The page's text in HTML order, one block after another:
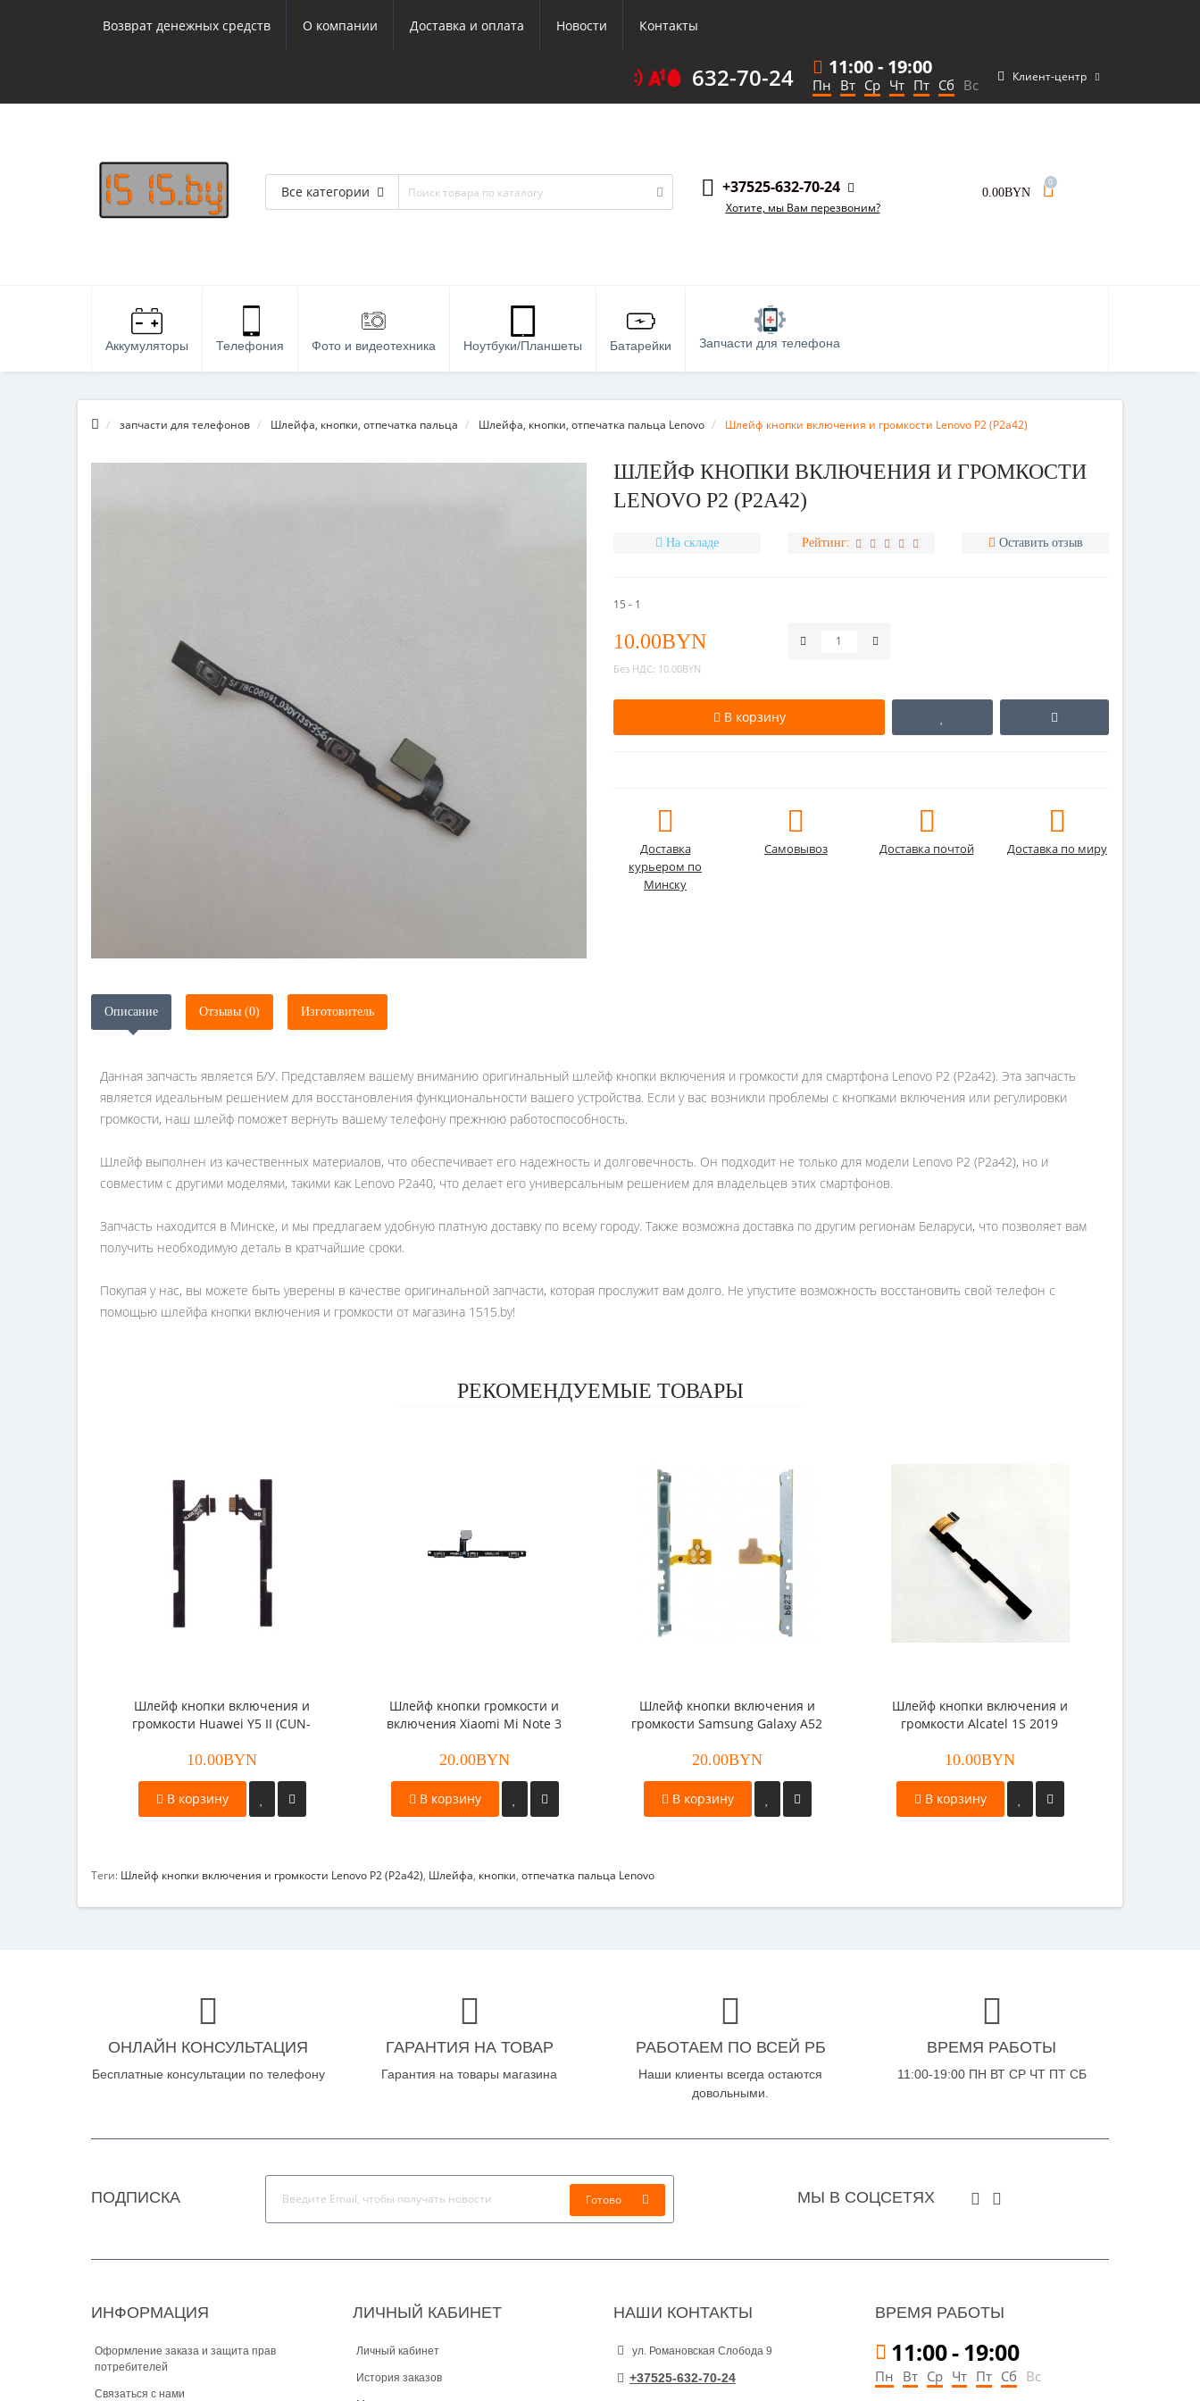
Возврат денежных средств О компании Доставка и оплата Новости Контакты
632-70-24 11:00- 19:00
Пн Вт Ср Чт Пт Сб Вс Клиент-центр
Все категории +37525-632-70-24
Хотите, мы Вам перезвоним?
0.00BYN
0
Аккумуляторы Телефония Фото и видеотехника Ноутбуки/Планшеты Батарейки Запчасти для телефона
запчасти для телефонов Шлейфа, кнопки, отпечатка пальца Шлейфа, кнопки, отпечатка пальца Lenovo Шлейф кнопки включения и громкости Lenovo P2 (P2a42)
ШЛЕЙФ КНОПКИ ВКЛЮЧЕНИЯ И ГРОМКОСТИ
LENOVO P2 (P2A42)
На складе Рейтинг: Оставить отзыв
15 - 1
10.00BYN
Без НДС: 10.00BYN
В корзину
Доставка
курьером по
Минску
Самовывоз Доставка почтой Доставка по миру
Описание Отзывы (0) Изготовитель
Данная запчасть является Б/У. Представляем вашему вниманию оригинальный шлейф кнопки включения и громкости для смартфона Lenovo P2 (P2a42). Эта запчасть
является идеальным решением для восстановления функциональности вашего устройства. Если у вас возникли проблемы с кнопками включения или регулировки
громкости, наш шлейф поможет вернуть вашему телефону прежнюю работоспособность.
Шлейф выполнен из качественных материалов, что обеспечивает его надежность и долговечность. Он подходит не только для модели Lenovo P2 (P2a42), но и
совместим с другими моделями, такими как Lenovo P2a40, что делает его универсальным решением для владельцев этих смартфонов.
Запчасть находится в Минске, и мы предлагаем удобную платную доставку по всему городу. Также возможна доставка по другим регионам Беларуси, что позволяет вам
получить необходимую деталь в кратчайшие сроки.
Покупая у нас, вы можете быть уверены в качестве оригинальной запчасти, которая прослужит вам долго. Не упустите возможность восстановить свой телефон с
помощью шлейфа кнопки включения и громкости от магазина 1515.by!
РЕКОМЕНДУЕМЫЕ ТОВАРЫ
Шлейф кнопки включения и
громкости Huawei Y5 II (CUN-
10.00BYN
В корзину
Шлейф кнопки громкости и
включения Xiaomi Mi Note 3
20.00BYN
В корзину
Шлейф кнопки включения и
громкости Samsung Galaxy A52
20.00BYN
В корзину
Шлейф кнопки включения и
громкости Alcatel 1S 2019
10.00BYN
В корзину
Теги: Шлейф кнопки включения и громкости Lenovo P2 (P2a42), Шлейфа, кнопки, отпечатка пальца Lenovo
ОНЛАЙН КОНСУЛЬТАЦИЯ
Бесплатные консультации по телефону
ГАРАНТИЯ НА ТОВАР
Гарантия на товары магазина
РАБОТАЕМ ПО ВСЕЙ РБ
Наши клиенты всегда остаются
довольными.
ВРЕМЯ РАБОТЫ
11:00-19:00 ПН ВТ СР ЧТ ПТ СБ
ПОДПИСКА Готово МЫ В СОЦСЕТЯХ
ИНФОРМАЦИЯ
Оформление заказа и защита прав
потребителей
Связаться с нами
ЛИЧНЫЙ КАБИНЕТ
Личный кабинет
История заказов
НАШИ КОНТАКТЫ
ул. Романовская Слобода 9
+37525-632-70-24
ВРЕМЯ РАБОТЫ
11:00-19:00
Пн Вт Ср Чт Пт Сб Вс